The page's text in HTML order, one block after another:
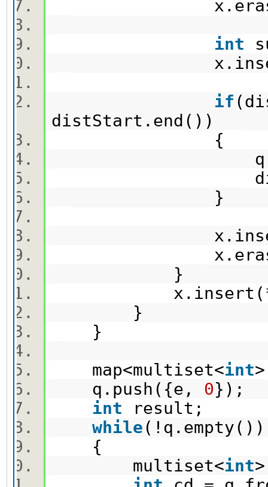
int
if
distStart.end())
{
}
}
}
}
map<multiset<int
q.push({e, 0});
int result;
while
{
multiset<int